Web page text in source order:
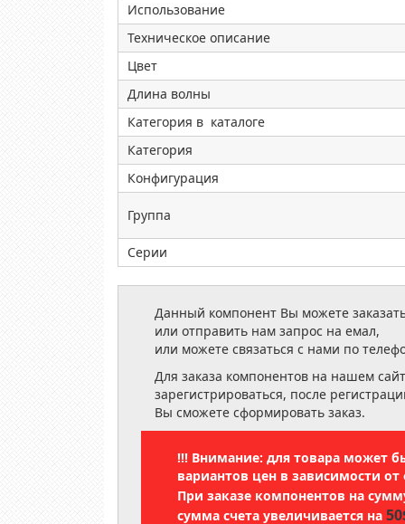
Использование
Техническое описание
Цвет
Длина волны
Категория в каталоге
Категория
Конфигурация
Группа
Серии
Данный компонент Вы можете
или отправить нам запрос на емал,
или можете связаться с нами по
Для заказа компонентов на нашем
зарегистрироваться, после
Вы сможете сформировать заказ.
!!! Внимание: для товара может
вариантов цен в зависимости от
При заказе компонентов на
сумма счета увеличивается на